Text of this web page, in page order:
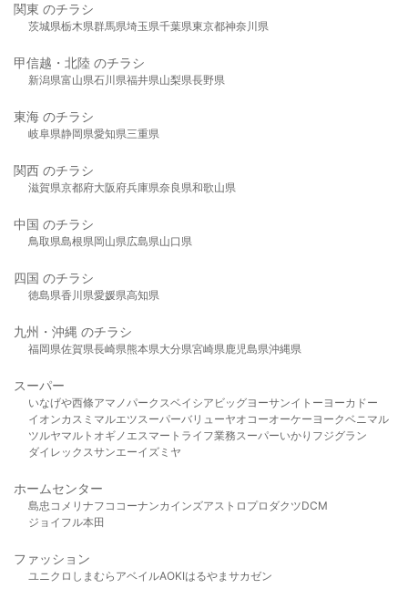
関東 のチラシ
茨城県栃木県群馬県埼玉県千葉県東京都神奈川県
甲信越・北陸 のチラシ
新潟県富山県石川県福井県山梨県長野県
東海 のチラシ
岐阜県静岡県愛知県三重県
関西 のチラシ
滋賀県京都府大阪府兵庫県奈良県和歌山県
中国 のチラシ
鳥取県島根県岡山県広島県山口県
四国 のチラシ
徳島県香川県愛媛県高知県
九州・沖縄 のチラシ
福岡県佐賀県長崎県熊本県大分県宮崎県鹿児島県沖縄県
スーパー
いなげや西條アマノパークスベイシア ビッグヨーサンイトーヨーカドー
イオンカスミ マルエツスーパーバリューヤオコーオーケー ヨークベニマル
ツルヤマルト オギノ エスマート ライフ業務スーパーいかり フジグラン
ダイレックスサンエーイズミヤ
ホームセンター
島忠 コメリ ナフコ コーナンカインズアストロプロダクツDCM
ジョイフル本田
ファッション
ユニクロ しまむら アベイルAOKIはるやま サカゼン